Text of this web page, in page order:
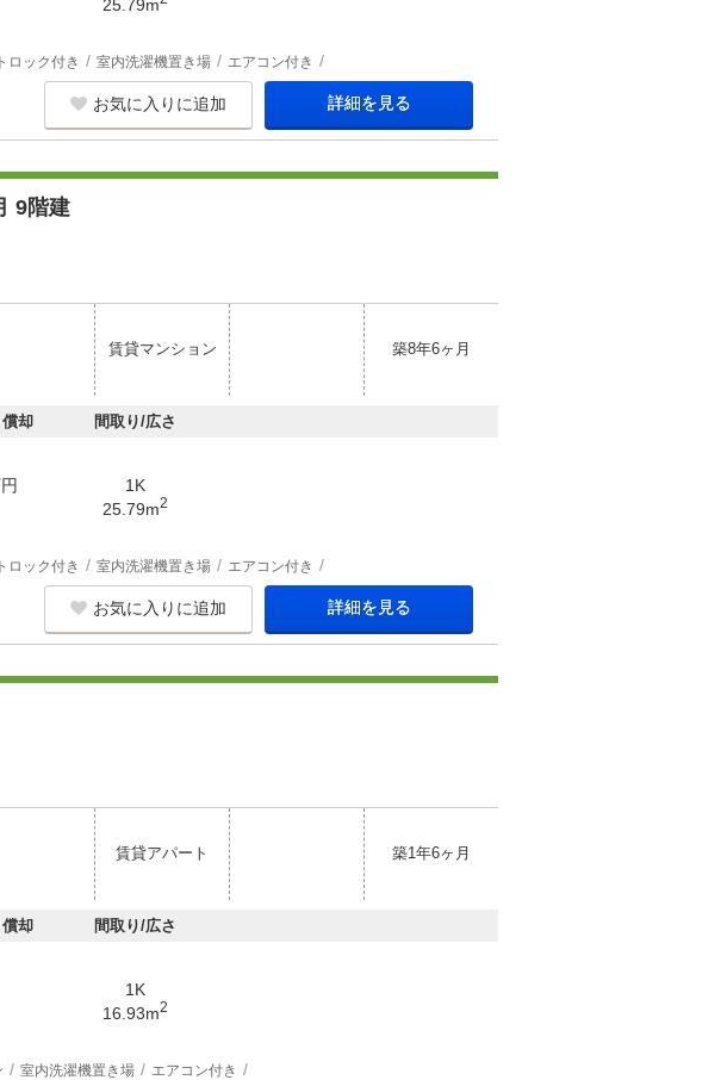
25.79m
ロック付き 室内洗濯機置き場 エアコン付き
お気に入りに追加 詳細を見る
9階建
賃貸マンション 築8年6ヶ月
却 間取り/広さ
1K
25.79m2
ロック付き 室内洗濯機置き場 エアコン付き
お気に入りに追加 詳細を見る
賃貸アパート 築1年6ヶ月
却 間取り/広さ
1K
16.93m2
室内洗濯機置き場 エアコン付き